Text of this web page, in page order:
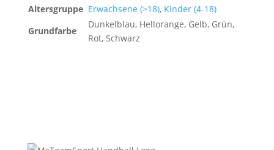
Altersgruppe Erwachsene (>18), Kinder (4-18)
Grundfarbe
Dunkelblau, Hellorange, Gelb, Grün,
Rot, Schwarz